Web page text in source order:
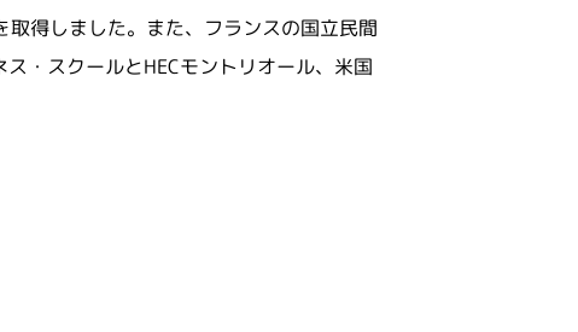
得しました。また、フランスの国立民間
・スクールとHECモントリオール、米国